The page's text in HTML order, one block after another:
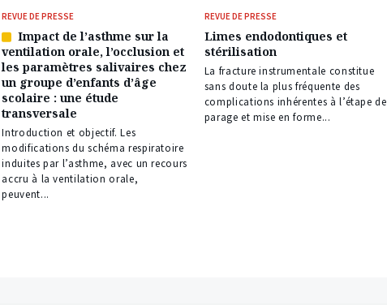
REVUE DE PRESSE
Article
réservé
à
nos
abonnés
Impact de l’asthme sur la
ventilation orale, l’occlusion et
les paramètres salivaires chez
un groupe d’enfants d’âge
scolaire : une étude
transversale
Introduction et objectif. Les
modifications du schéma respiratoire
induites par l’asthme, avec un recours
accru à la ventilation orale,
peuvent...
REVUE DE PRESSE
Limes endodontiques et
stérilisation
La fracture instrumentale constitue
sans doute la plus fréquente des
complications inhérentes à l’étape de
parage et mise en forme...